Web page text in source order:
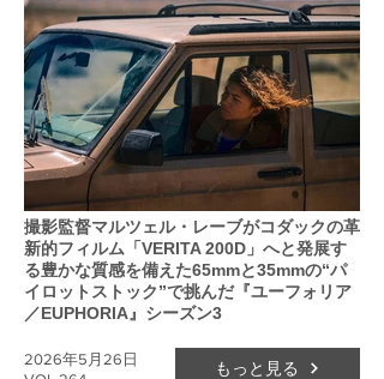
撮影監督マルツェル・レーブがコダックの革
新的フィルム「VERITA 200D」へと発展す
る豊かな質感を備えた65mmと35mmの“パ
イロットストック”で挑んだ『ユーフォリア
／EUPHORIA』シーズン3
2026年5月26日 もっと見る